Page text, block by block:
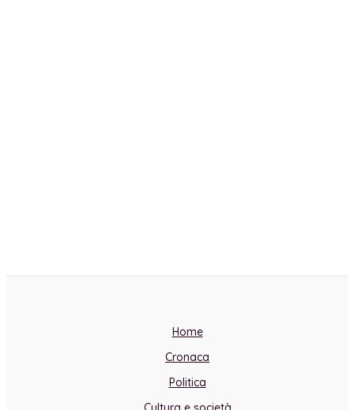
Home
Cronaca
Politica